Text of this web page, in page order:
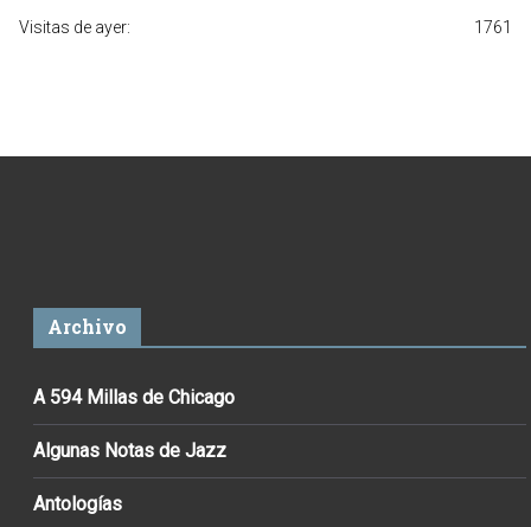
1761
Visitas de ayer:
Archivo
A 594 Millas de Chicago
Algunas Notas de Jazz
Antologías